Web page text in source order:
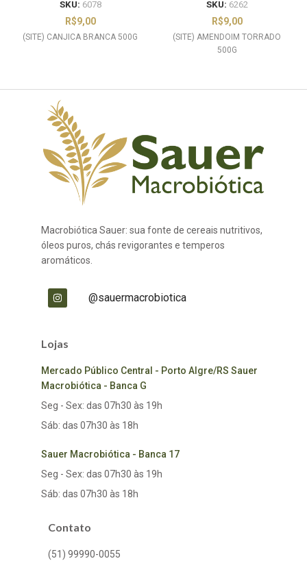
SKU: 6078
R$9,00
(SITE) CANJICA BRANCA 500G
SKU: 6262
R$9,00
(SITE) AMENDOIM TORRADO
500G
Macrobiótica Sauer: sua fonte de cereais nutritivos,
óleos puros, chás revigorantes e temperos
aromáticos.
@sauermacrobiotica
Lojas
Mercado Público Central - Porto Algre/RS Sauer
Macrobiótica - Banca G
Seg - Sex: das 07h30 às 19h
Sáb: das 07h30 às 18h
Sauer Macrobiótica - Banca 17
Seg - Sex: das 07h30 às 19h
Sáb: das 07h30 às 18h
Contato
(51) 99990-0055